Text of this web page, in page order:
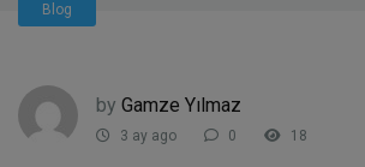
Blog
by Gamze Yılmaz
3 ay ago 0 18